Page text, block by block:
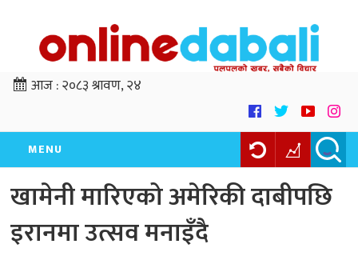
आज :२०८३ श्रावण, २४
MENU
खामेनी मारिएको अमेरिकी दाबीपछि
इरानमा उत्सव मनाइँदै